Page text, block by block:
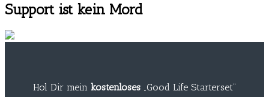
Support ist kein Mord
Hol Dir mein kostenloses „Good Life Starterset“